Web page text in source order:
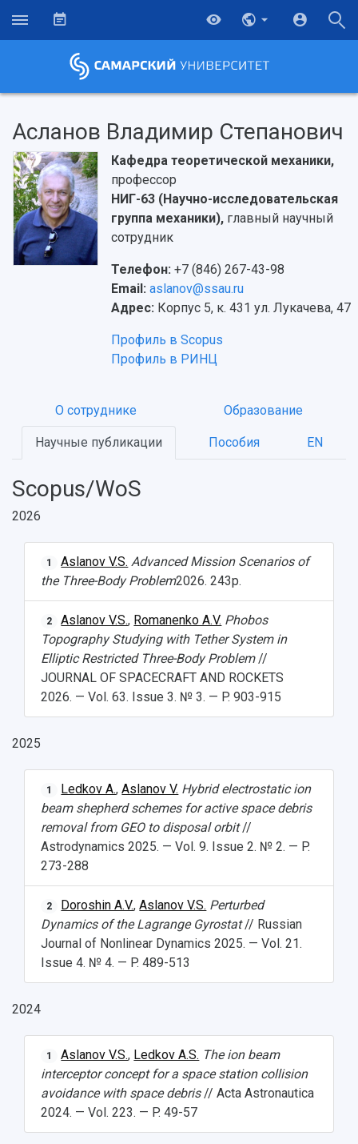
Асланов Владимир Степанович
Кафедра теоретической механики,
профессор
НИГ-63 (Научно-исследовательская
группа механики), главный научный
сотрудник
Телефон: +7 (846) 267-43-98
Email: aslanov@ssau.ru
Адрес: Корпус 5, к. 431 ул. Лукачева, 47
Профиль в Scopus
Профиль в РИНЦ
О сотруднике Образование
Научные публикации Пособия EN
Scopus/WoS
2026
1 Aslanov V.S. Advanced Mission Scenarios of
the Three-Body Problem2026. 243p.
2 Aslanov V.S., Romanenko A.V. Phobos
Topography Studying with Tether System in
Elliptic Restricted Three-Body Problem//
JOURNAL OF SPACECRAFT AND ROCKETS
2026. — Vol. 63. Issue 3. № 3. — P. 903-915
2025
1 Ledkov A.,Aslanov V. Hybrid electrostatic ion
beam shepherd schemes for active space debris
removal from GEO to disposal orbit//
Astrodynamics 2025. — Vol. 9. Issue 2. № 2. — P.
273-288
2 Doroshin A.V.,Aslanov V.S. Perturbed
Dynamics of the Lagrange Gyrostat// Russian
Journal of Nonlinear Dynamics 2025. — Vol. 21.
Issue 4. № 4. — P. 489-513
2024
1 Aslanov V.S., Ledkov A.S. The ion beam
interceptor concept for a space station collision
avoidance with space debris// Acta Astronautica
2024. — Vol. 223. — P. 49-57